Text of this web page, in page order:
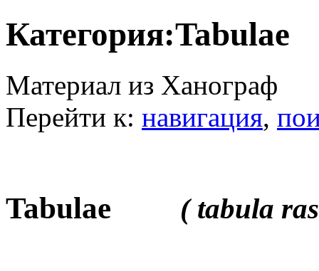
Категория:Tabulae
Материал из Ханограф
Перейти к: навигация,
Tabulae ( tabula